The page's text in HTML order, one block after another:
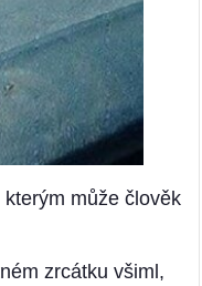
může člověk
zrcátku všiml,